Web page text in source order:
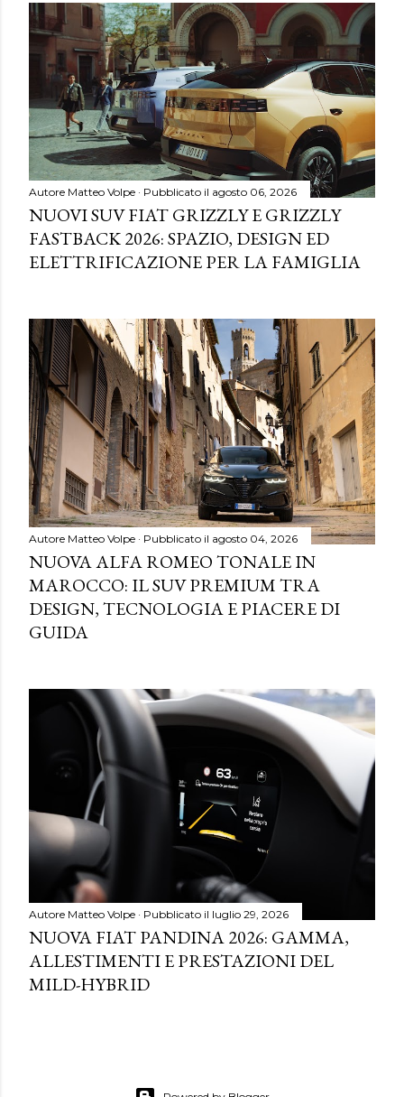
Autore Matteo Volpe Pubblicato il agosto 06, 2026
NUOVI SUV FIAT GRIZZLY E GRIZZLY
FASTBACK 2026: SPAZIO, DESIGN ED
ELETTRIFICAZIONE PER LA FAMIGLIA
Autore Matteo Volpe Pubblicato il agosto 04, 2026
NUOVA ALFA ROMEO TONALE IN
MAROCCO: IL SUV PREMIUM TRA
DESIGN, TECNOLOGIA E PIACERE DI
GUIDA
Autore Matteo Volpe Pubblicato il luglio 29, 2026
NUOVA FIAT PANDINA 2026: GAMMA,
ALLESTIMENTI E PRESTAZIONI DEL
MILD-HYBRID